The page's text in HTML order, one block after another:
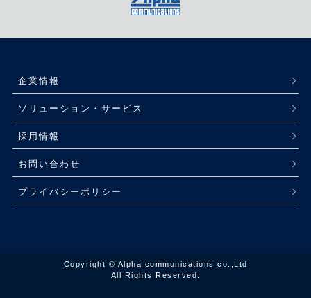
企業情報
ソリューション・サービス
採用情報
お問い合わせ
プライバシーポリシー
Copyright © Alpha communications co.,Ltd
All Rights Reserved.